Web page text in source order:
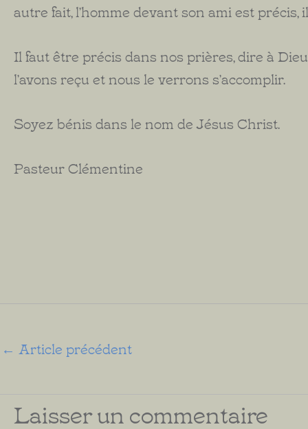
autre fait, l’homme devant son ami est précis,
Il faut être précis dans nos prières, dire à
l’avons reçu et nous le verrons s’accomplir.
Soyez bénis dans le nom de Jésus Christ.
Pasteur Clémentine
← Article précédent
Laisser un commentaire